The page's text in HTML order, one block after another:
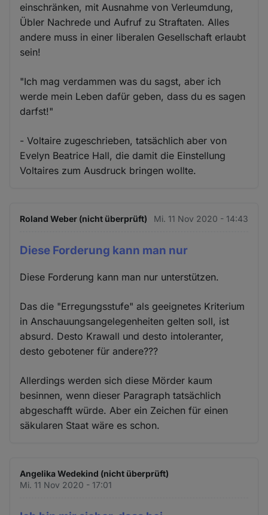
einschränken, mit Ausnahme von Verleumdung,
Übler Nachrede und Aufruf zu Straftaten. Alles
andere muss in einer liberalen Gesellschaft erlaubt
sein!
"Ich mag verdammen was du sagst, aber ich
werde mein Leben dafür geben, dass du es sagen
darfst!"
- Voltaire zugeschrieben, tatsächlich aber von
Evelyn Beatrice Hall, die damit die Einstellung
Voltaires zum Ausdruck bringen wollte.
Roland Weber (nicht überprüft) Mi. 11 Nov 2020 - 14:43
Diese Forderung kann man nur
Diese Forderung kann man nur unterstützen.
Das die "Erregungsstufe" als geeignetes Kriterium
in Anschauungsangelegenheiten gelten soll, ist
absurd. Desto Krawall und desto intoleranter,
desto gebotener für andere???
Allerdings werden sich diese Mörder kaum
besinnen, wenn dieser Paragraph tatsächlich
abgeschafft würde. Aber ein Zeichen für einen
säkularen Staat wäre es schon.
Angelika Wedekind (nicht überprüft)
Mi. 11 Nov 2020 - 17:01